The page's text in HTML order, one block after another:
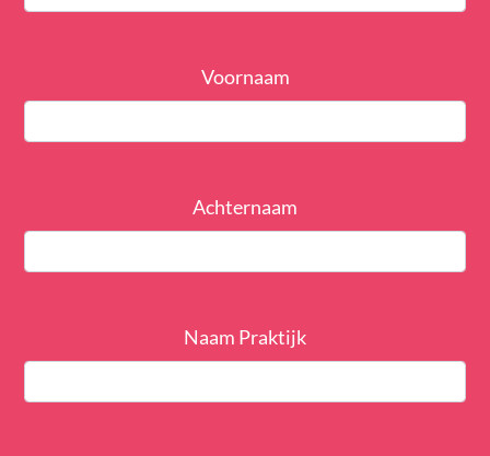
Voornaam
Achternaam
Naam Praktijk